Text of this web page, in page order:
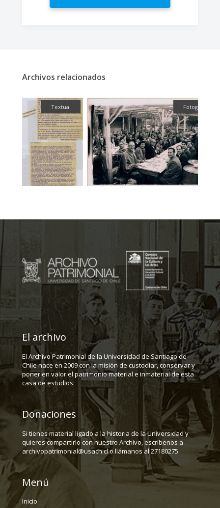
Archivos relacionados
Textual Fotografía
El archivo
El Archivo Patrimonial de la Universidad de Santiago de
Chile nace en 2009 con la misión de custodiar, conservar y
poner en valor el patrimonio material e inmaterial de esta
casa de estudios.
Donaciones
Si tienes material ligado a la historia de la Universidad y
quieres compartirlo con nuestro Archivo, escríbenos a
archivopatrimonial@usach.cl o llámanos al 27180275.
Menú
Inicio